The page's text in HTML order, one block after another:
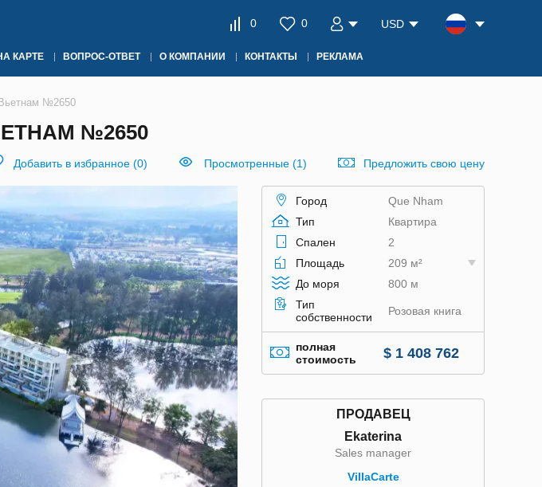
0 0 USD
КАРТЕ ВОПРОС-ОТВЕТ О КОМПАНИИ КОНТАКТЫ РЕКЛАМА
№2650
№2650
Добавить в избранное (0) Просмотренные (1) Предложить свою цену
Город
Que Nham
Тип
Квартира
Спален
2
Площадь
209 м²
До моря
800 м
Тип
собственности
Розовая книга
полная
стоимость
$ 1 408 762
ПРОДАВЕЦ
Ekaterina
Sales manager
VillaСarte